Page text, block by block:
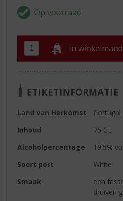
In winkelmand
ETIKETINFORMATIE
Land van Herkomst
Portugal
Inhoud
75 CL
Alcoholpercentage
19.5% vol
Soort port
White
Smaak
een
druiven